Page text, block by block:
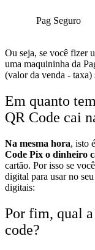
Pag Seguro
Ou seja, se você fizer
uma maquininha da
(valor da venda - taxa)
Em quanto
QR Code cai
Na mesma hora, isto
Code Pix o dinheiro
cartão. Por isso se
digital para usar no
digitais:
Por fim, qual
code?